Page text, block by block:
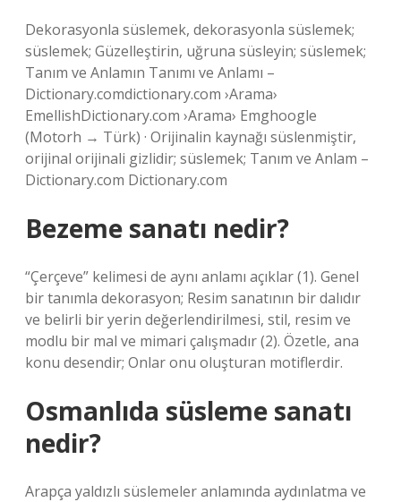
Dekorasyonla süslemek, dekorasyonla süslemek;
süslemek; Güzelleştirin, uğruna süsleyin; süslemek;
Tanım ve Anlamın Tanımı ve Anlamı –
Dictionary.comdictionary.com ›Arama›
EmellishDictionary.com ›Arama› Emghoogle
(Motorh → Türk) · Orijinalin kaynağı süslenmiştir,
orijinal orijinali gizlidir; süslemek; Tanım ve Anlam –
Dictionary.com Dictionary.com
Bezeme sanatı nedir?
“Çerçeve” kelimesi de aynı anlamı açıklar (1). Genel
bir tanımla dekorasyon; Resim sanatının bir dalıdır
ve belirli bir yerin değerlendirilmesi, stil, resim ve
modlu bir mal ve mimari çalışmadır (2). Özetle, ana
konu desendir; Onlar onu oluşturan motiflerdir.
Osmanlıda süsleme sanatı
nedir?
Arapça yaldızlı süslemeler anlamında aydınlatma ve